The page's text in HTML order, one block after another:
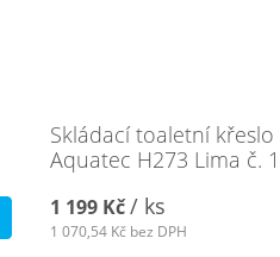
Skládací toaletní křeslo
Aquatec H273 Lima č.
1 199 Kč/ ks
1 070,54 Kč bez DPH